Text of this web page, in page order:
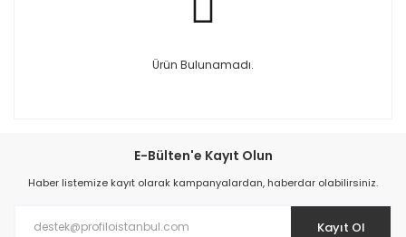
Ürün Bulunamadı.
E-Bülten'e Kayıt Olun
Haber listemize kayıt olarak kampanyalardan, haberdar olabilirsiniz.
Kayıt Ol